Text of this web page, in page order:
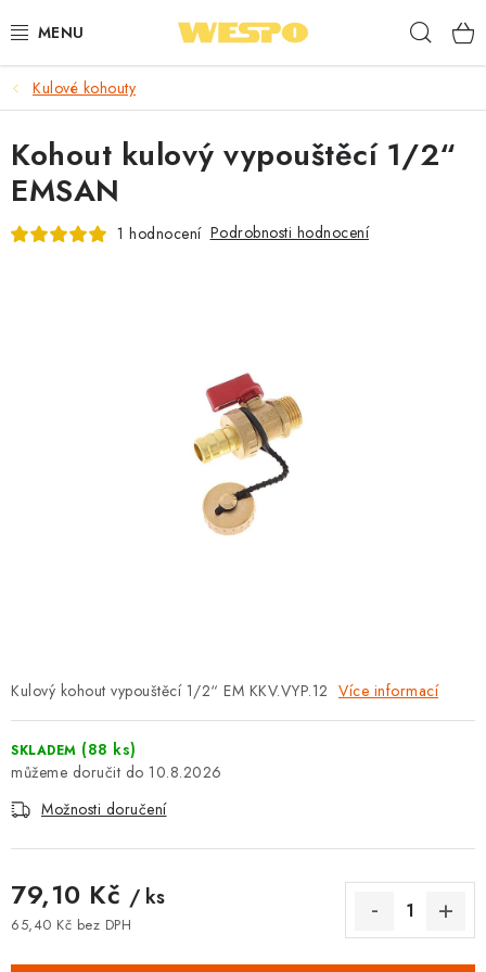
na
ARMATURY PRO TOPENÍ A VODU
TOPENÍ A OHŘEV VODY
TVAROVKY A TRUBKY
OBCHODNÍ PODMÍNKY
🚚 STAV OBJEDNÁVKY
Kulové kohouty
Kulový kohout vypouštěcí 1/2“ EM KKV.VYP.12 Více informací
SKLADEM (88 ks)
10.8.2026
Možnosti doručení
79,10 Kč / ks
65,40 Kč bez DPH
Kohout kulový vypouštěcí 1/2“
EMSAN
1 hodnocení Podrobnosti hodnocení